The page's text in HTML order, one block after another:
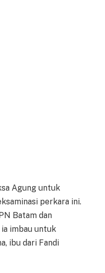
Agung untuk
perkara ini.
Batam dan
imbau untuk
ibu dari Fandi